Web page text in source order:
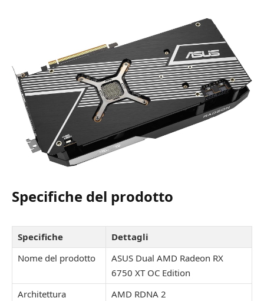
Specifiche del prodotto
Specifiche
Dettagli
Nome del prodotto
ASUS Dual AMD Radeon RX
6750 XT OC Edition
Architettura
AMD RDNA 2